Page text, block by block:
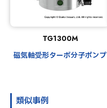
TG1300M
磁気軸受形ターボ分子ポンプ
類似事例